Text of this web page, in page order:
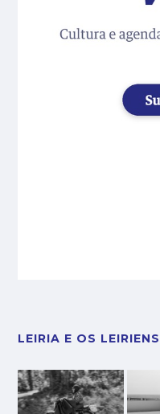
LEIRIA E OS